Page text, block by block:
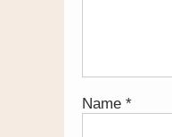
Name *